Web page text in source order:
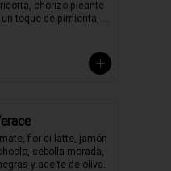
chorizo picante
toque de pimienta,
fior di latte, jamón
cebolla morada,
y aceite de oliva.